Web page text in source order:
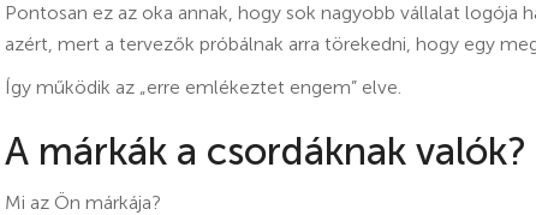
Pontosan ez az oka annak, hogy sok nagyobb vállalat logója
azért, mert a tervezők próbálnak arra törekedni, hogy egy
Így működik az „erre emlékeztet engem” elve.
A márkák a csordáknak valók?
Mi az Ön márkája?